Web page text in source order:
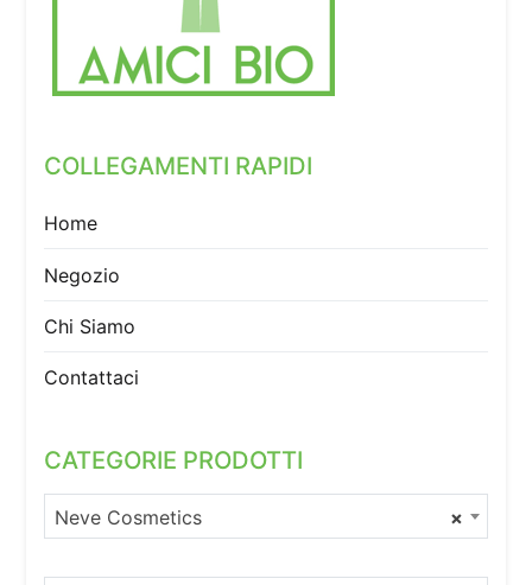
COLLEGAMENTI RAPIDI
Home
Negozio
Chi Siamo
Contattaci
CATEGORIE PRODOTTI
×
Neve Cosmetics